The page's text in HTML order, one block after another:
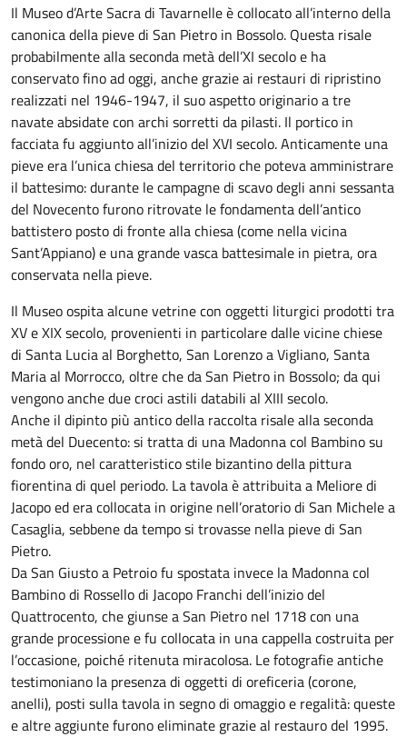
Il Museo d’Arte Sacra di Tavarnelle è collocato all’interno della
canonica della pieve di San Pietro in Bossolo. Questa risale
probabilmente alla seconda metà dell’XI secolo e ha
conservato fino ad oggi, anche grazie ai restauri di ripristino
realizzati nel 1946-1947, il suo aspetto originario a tre
navate absidate con archi sorretti da pilasti. Il portico in
facciata fu aggiunto all’inizio del XVI secolo. Anticamente una
pieve era l’unica chiesa del territorio che poteva amministrare
il battesimo: durante le campagne di scavo degli anni sessanta
del Novecento furono ritrovate le fondamenta dell’antico
battistero posto di fronte alla chiesa (come nella vicina
Sant’Appiano) e una grande vasca battesimale in pietra, ora
conservata nella pieve.
Il Museo ospita alcune vetrine con oggetti liturgici prodotti tra
XV e XIX secolo, provenienti in particolare dalle vicine chiese
di Santa Lucia al Borghetto, San Lorenzo a Vigliano, Santa
Maria al Morrocco, oltre che da San Pietro in Bossolo; da qui
vengono anche due croci astili databili al XIII secolo.
Anche il dipinto più antico della raccolta risale alla seconda
metà del Duecento: si tratta di una Madonna col Bambino su
fondo oro, nel caratteristico stile bizantino della pittura
fiorentina di quel periodo. La tavola è attribuita a Meliore di
Jacopo ed era collocata in origine nell’oratorio di San Michele a
Casaglia, sebbene da tempo si trovasse nella pieve di San
Pietro.
Da San Giusto a Petroio fu spostata invece la Madonna col
Bambino di Rossello di Jacopo Franchi dell’inizio del
Quattrocento, che giunse a San Pietro nel 1718 con una
grande processione e fu collocata in una cappella costruita per
l’occasione, poiché ritenuta miracolosa. Le fotografie antiche
testimoniano la presenza di oggetti di oreficeria (corone,
anelli), posti sulla tavola in segno di omaggio e regalità: queste
e altre aggiunte furono eliminate grazie al restauro del 1995.